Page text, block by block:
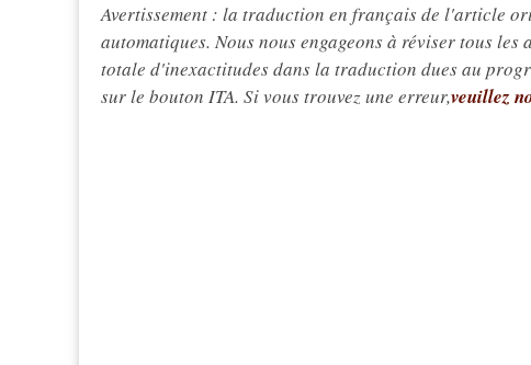
Avertissement : la traduction en français de l'article
automatiques. Nous nous engageons à réviser tous
totale d'inexactitudes dans la traduction dues au
sur le bouton ITA. Si vous trouvez une erreur,veuillez